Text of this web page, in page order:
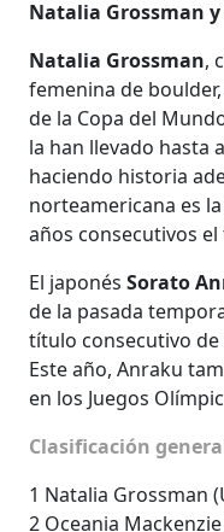
Natalia Grossman
Natalia Grossman,
femenina de
de la Copa del
la han llevado hasta
haciendo historia
norteamericana es
años consecutivos
El japonés Sorato
de la pasada
título consecutivo de
Este año, Anraku
en los Juegos
Clasificación
1 Natalia Grossman
2 Oceania